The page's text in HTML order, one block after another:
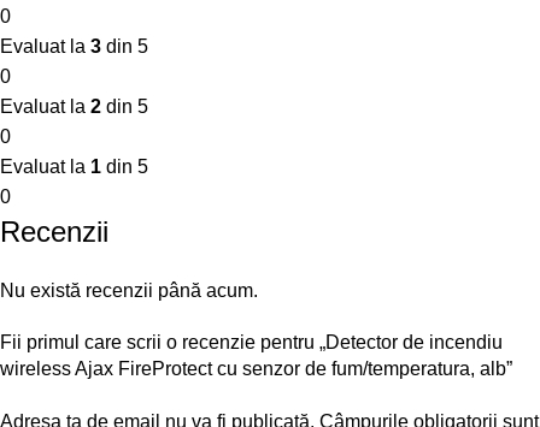
0
Evaluat la 3 din 5
0
Evaluat la 2 din 5
0
Evaluat la 1 din 5
0
Recenzii
Nu există recenzii până acum.
Fii primul care scrii o recenzie pentru „Detector de incendiu
wireless Ajax FireProtect cu senzor de fum/temperatura, alb”
Adresa ta de email nu va fi publicată. Câmpurile obligatorii sunt